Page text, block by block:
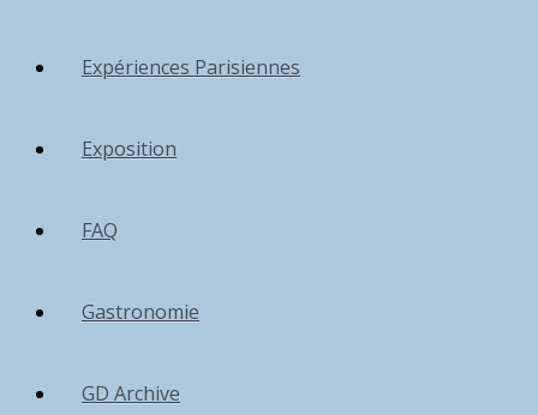
Expériences Parisiennes
Exposition
FAQ
Gastronomie
GD Archive